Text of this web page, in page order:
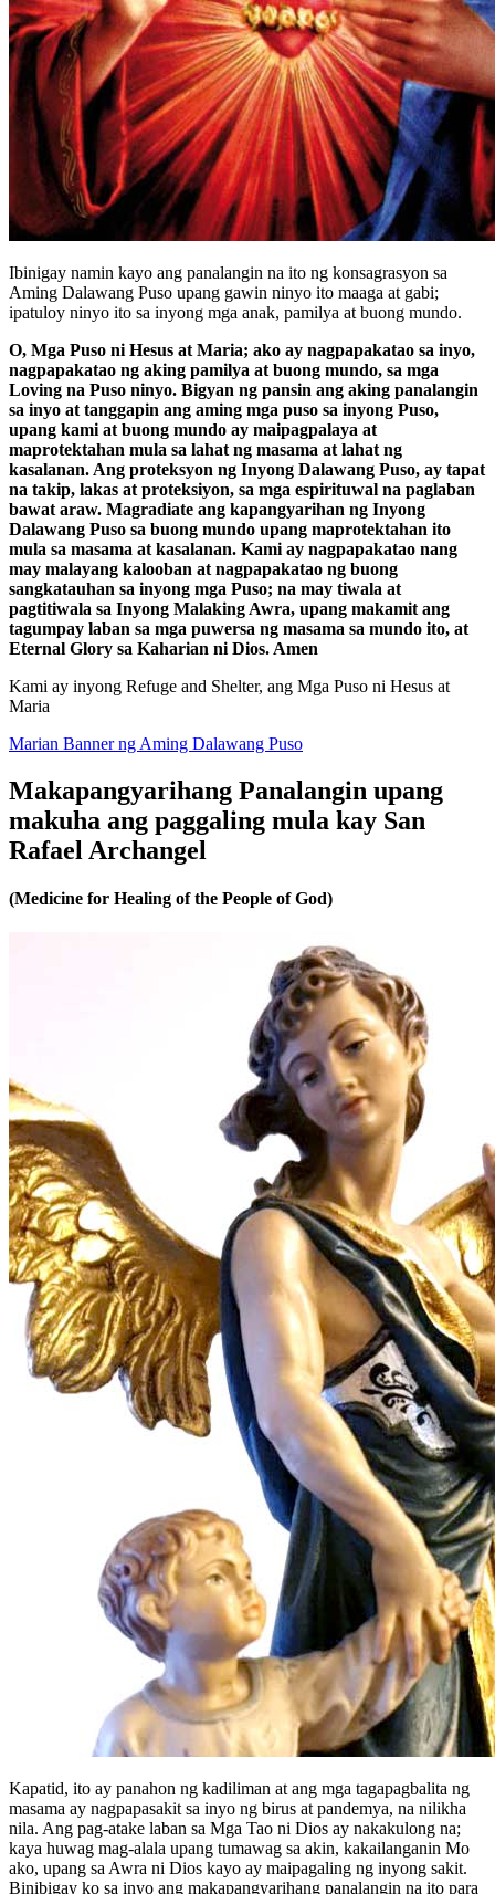
Ibinigay namin kayo ang panalangin na ito ng konsagrasyon sa
Aming Dalawang Puso upang gawin ninyo ito maaga at gabi;
ipatuloy ninyo ito sa inyong mga anak, pamilya at buong mundo.
O, Mga Puso ni Hesus at Maria; ako ay nagpapakatao sa inyo,
nagpapakatao ng aking pamilya at buong mundo, sa mga
Loving na Puso ninyo. Bigyan ng pansin ang aking panalangin
sa inyo at tanggapin ang aming mga puso sa inyong Puso,
upang kami at buong mundo ay maipagpalaya at
maprotektahan mula sa lahat ng masama at lahat ng
kasalanan. Ang proteksyon ng Inyong Dalawang Puso, ay tapat
na takip, lakas at proteksiyon, sa mga espirituwal na paglaban
bawat araw. Magradiate ang kapangyarihan ng Inyong
Dalawang Puso sa buong mundo upang maprotektahan ito
mula sa masama at kasalanan. Kami ay nagpapakatao nang
may malayang kalooban at nagpapakatao ng buong
sangkatauhan sa inyong mga Puso; na may tiwala at
pagtitiwala sa Inyong Malaking Awra, upang makamit ang
tagumpay laban sa mga puwersa ng masama sa mundo ito, at
Eternal Glory sa Kaharian ni Dios. Amen
Kami ay inyong Refuge and Shelter, ang Mga Puso ni Hesus at
Maria
Marian Banner ng Aming Dalawang Puso
Makapangyarihang Panalangin upang
makuha ang paggaling mula kay San
Rafael Archangel
(Medicine for Healing of the People of God)
Kapatid, ito ay panahon ng kadiliman at ang mga tagapagbalita ng
masama ay nagpapasakit sa inyo ng birus at pandemya, na nilikha
nila. Ang pag-atake laban sa Mga Tao ni Dios ay nakakulong na;
kaya huwag mag-alala upang tumawag sa akin, kakailanganin Mo
ako, upang sa Awra ni Dios kayo ay maipagaling ng inyong sakit.
Binibigay ko sa inyo ang makapangyarihang panalangin na ito para